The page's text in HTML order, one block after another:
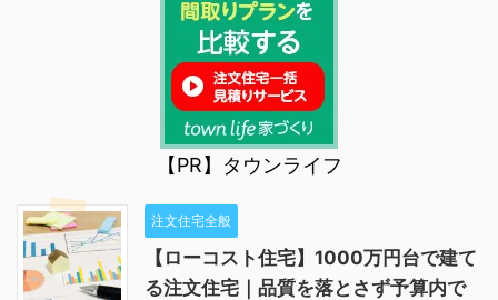
【PR】タウンライフ
注文住宅全般
【ローコスト住宅】1000万円台で建て
る注文住宅｜品質を落とさず予算内で